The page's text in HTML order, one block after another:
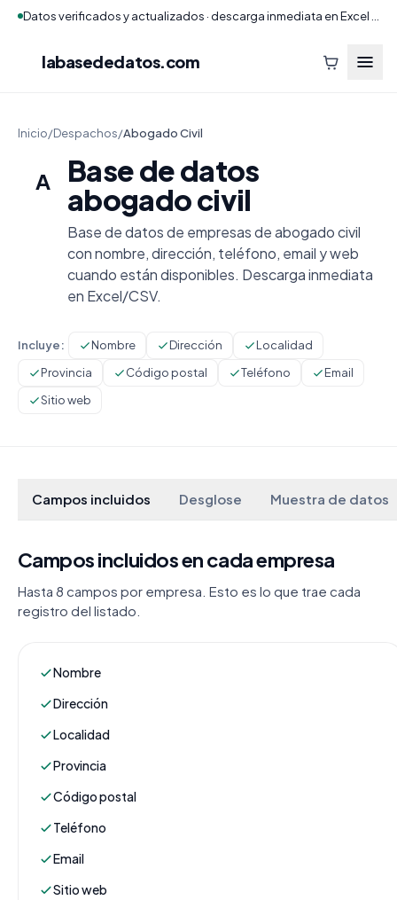
labasededatos.com
Inicio/Despachos/Abogado Civil
A
Base de datos
abogado civil
Base de datos de empresas de abogado civil
con nombre, dirección, teléfono, email y web
cuando están disponibles. Descarga inmediata
en Excel/CSV.
Incluye: Nombre Dirección
Localidad
Provincia
Código postal Teléfono
Email
Sitio web
Campos incluidos Desglose Muestra de datos
Campos incluidos en cada empresa
Hasta 8 campos por empresa. Esto es lo que trae cada
registro del listado.
Nombre
Dirección
Localidad
Provincia
Código postal
Teléfono
Email
Sitio web